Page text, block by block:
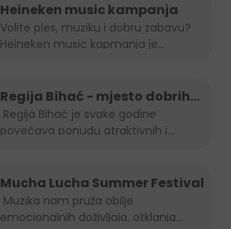
Heineken music kampanja
Volite ples, muziku i dobru zabavu?
Heineken music kapmanja je...
Regija Bihać - mjesto dobrih
evenata
povećava ponudu atraktivnih i...
Mucha Lucha Summer Festival
emocionalnih doživljaja, otklanja